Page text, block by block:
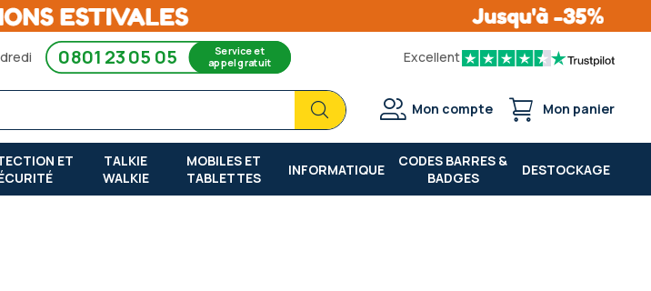
0801 23 05 05 Service et
appel gratuit Excellent
Chercher
Chercher
Mon compte Mon panier
ET
TALKIE
WALKIE
MOBILES ET
TABLETTES
INFORMATIQUE
CODES BARRES &
BADGES
DESTOCKAGE